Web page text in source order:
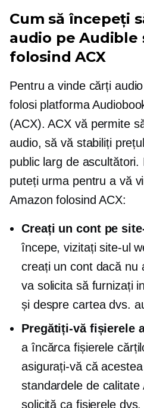
Cum să începeți
audio pe Audible
folosind ACX
Pentru a vinde cărți
folosi platforma
(ACX). ACX vă permite
audio, să vă stabiliți
public larg de
puteți urma pentru a vă
Amazon folosind ACX:
Creați un cont pe
începe, vizitați site-ul
creați un cont dacă nu
va solicita să furnizați
și despre cartea dvs.
Pregătiți-vă fișierele
a încărca fișierele
asigurați-vă că
standardele de calitate
solicită ca fișierele